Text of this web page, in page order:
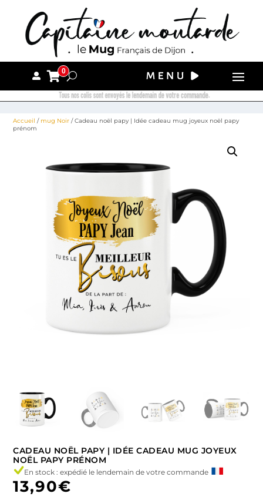
0
Tous nos colis sont envoyés le lendemain de votre commande.
Accueil / mug Noir / Cadeau noël papy | Idée cadeau mug joyeux noël papy
prénom
CADEAU NOËL PAPY | IDÉE CADEAU MUG JOYEUX
NOËL PAPY PRÉNOM
En stock : expédié le lendemain de votre commande
13,90€